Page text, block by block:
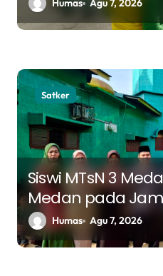
Humas Agu 7, 2026
Satker
Siswi MTsN 3
Medan pada
Tahun 2026
Humas Agu 7, 2026